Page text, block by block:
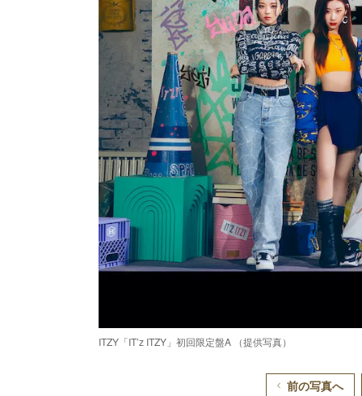
ITZY「IT’z ITZY」初回限定盤A （提供写真）
前の写真へ